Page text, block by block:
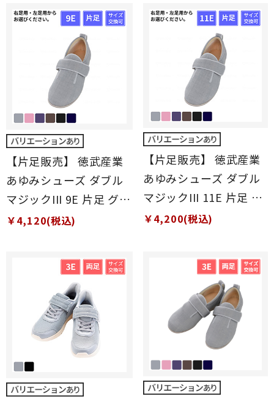
【片足販売】 徳武産業
あゆみシューズ ダブル
マジックIII 9E 片足 グレ
ー S(21～21.5cm)
￥4,120(税込)
【片足販売】 徳武産業
あゆみシューズ ダブル
マジックIII 11E 片足 グ
レー S(21～21.5cm)
￥4,200(税込)